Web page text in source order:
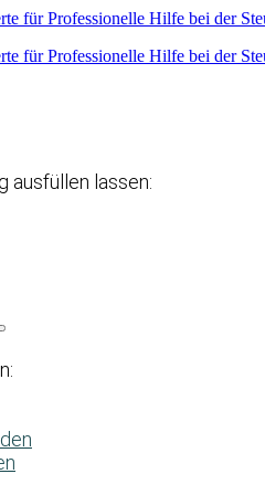
für Professionelle Hilfe bei der
für Professionelle Hilfe bei der
ausfüllen lassen: